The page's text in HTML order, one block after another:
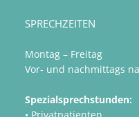
SPRECHZEITEN
Montag – Freitag
Vor- und nachmittags
Spezialsprechstunden: